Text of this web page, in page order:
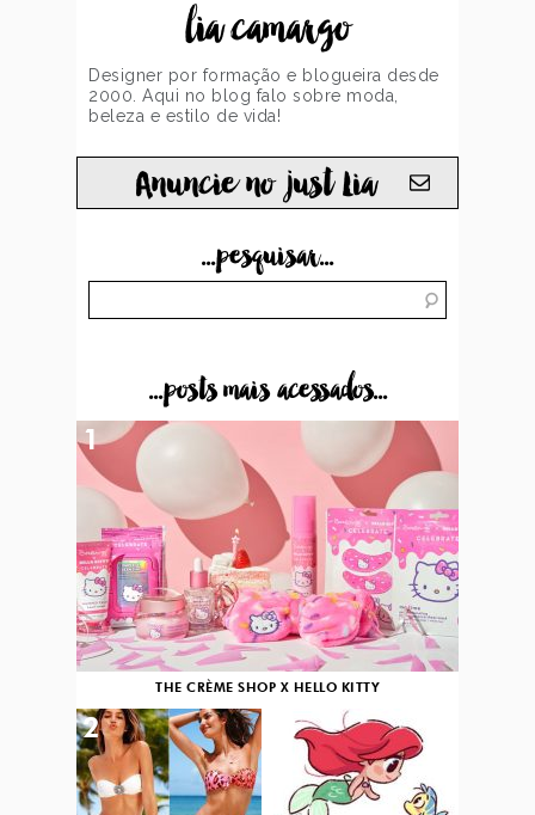
lia camargo
Designer por formação e blogueira desde
2000. Aqui no blog falo sobre moda,
beleza e estilo de vida!
Anuncie no just Lia
...pesquisar...
...posts mais acessados...
THE CRÈME SHOP X HELLO KITTY
1
2 3